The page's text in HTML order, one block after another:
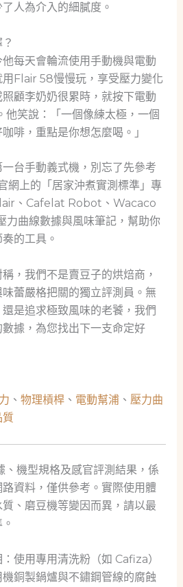
人為介入的細膩度。
每天會輪流使用手動機與電動
Flair 58慢慢玩，享受壓力變化
顧李奶奶很累時，就按下電動
笑說：「一個像練太極，一個
啡，重點是你想怎麼喝。」
台手動義式機，別忘了先參考
網上的「居家沖煮實測標準」專
、Cafelat Robot、Wacaco
力曲線數據與風味筆記，幫助你
的工具。
，我們不是賣豆子的烘焙商，
蕾嚴格把關的獨立評測員。無
是追求極致風味的老饕，我們
據，為您找出下一支命定好
、 物理槓桿、 電動幫浦、 壓力曲
質
機型規格及感官評測結果，係
資料，僅供參考。實際使用體
、磨豆機等變因而異，請以最
使用專用清洗粉（如 Cafiza）
銅製鍋爐與不鏽鋼管線的腐蝕